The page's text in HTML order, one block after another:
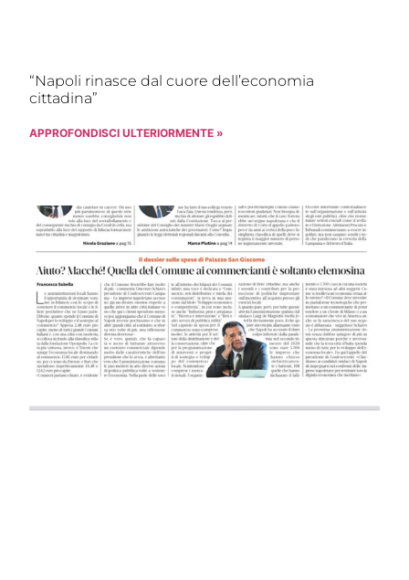
“Napoli rinasce dal cuore dell’economia
cittadina”
APPROFONDISCI ULTERIORMENTE »